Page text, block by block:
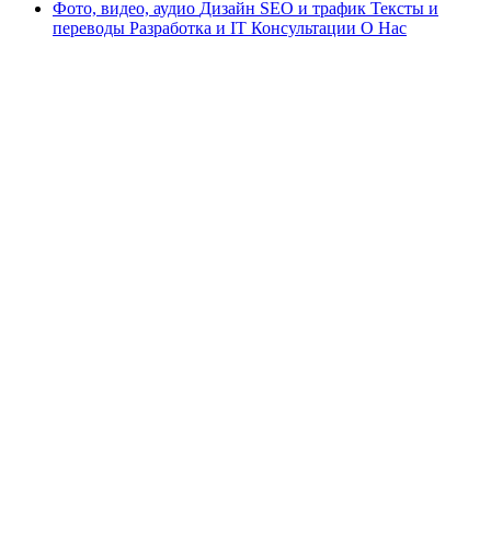
Фото, видео, аудио Дизайн SEO и трафик Тексты и
переводы Разработка и IT Консультации О Нас